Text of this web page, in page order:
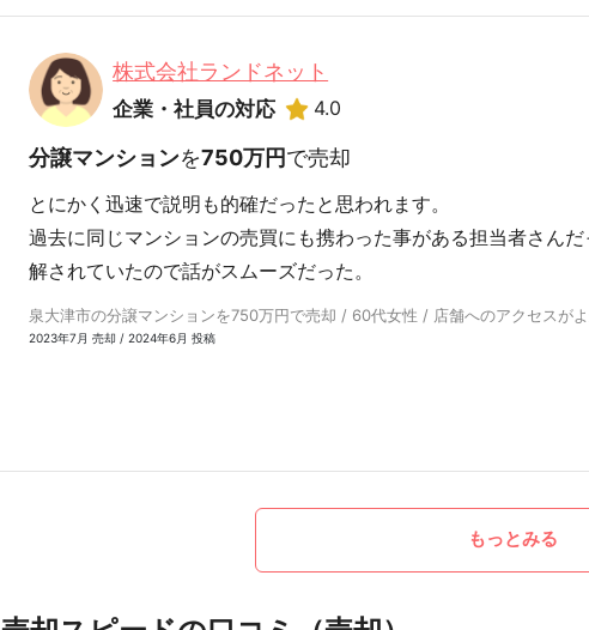
株式会社ランドネット
企業・社員の対応 4.0
分譲マンションを750万円で売却
とにかく迅速で説明も的確だったと思われます。
過去に同じマンションの売買にも携わった事がある担当者さん
解されていたので話がスムーズだった。
泉大津市の分譲マンションを750万円で売却 / 60代女性 / 店舗へのアクセスが
2023年7月 売却 / 2024年6月 投稿
もっとみる